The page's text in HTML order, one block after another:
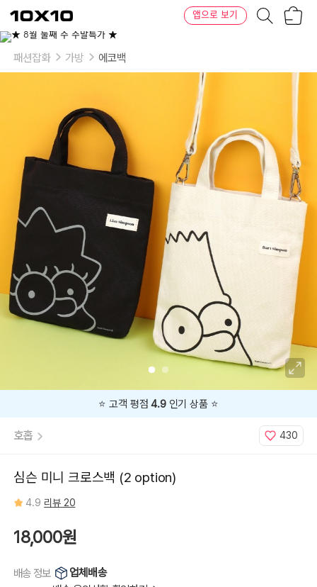
텐
바
텐
앱으로 보기
이
상
패션잡화 가방 에코백
⭐️ 고객 평점4.9인기 상품 ⭐️
호홉 430
심슨 미니 크로스백 (2 option)
4.9 리뷰 20
18,000원
배송 정보
업체배송